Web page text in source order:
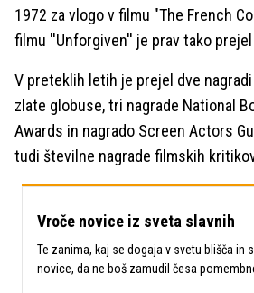
1972 za vlogo v filmu "The French
filmu ''Unforgiven'' je prav tako
V preteklih letih je prejel dve nagradi
zlate globuse, tri nagrade National
Awards in nagrado Screen Actors
tudi številne nagrade filmskih
Vroče novice iz sveta slavnih
Te zanima, kaj se dogaja v svetu blišča in
novice, da ne boš zamudil česa